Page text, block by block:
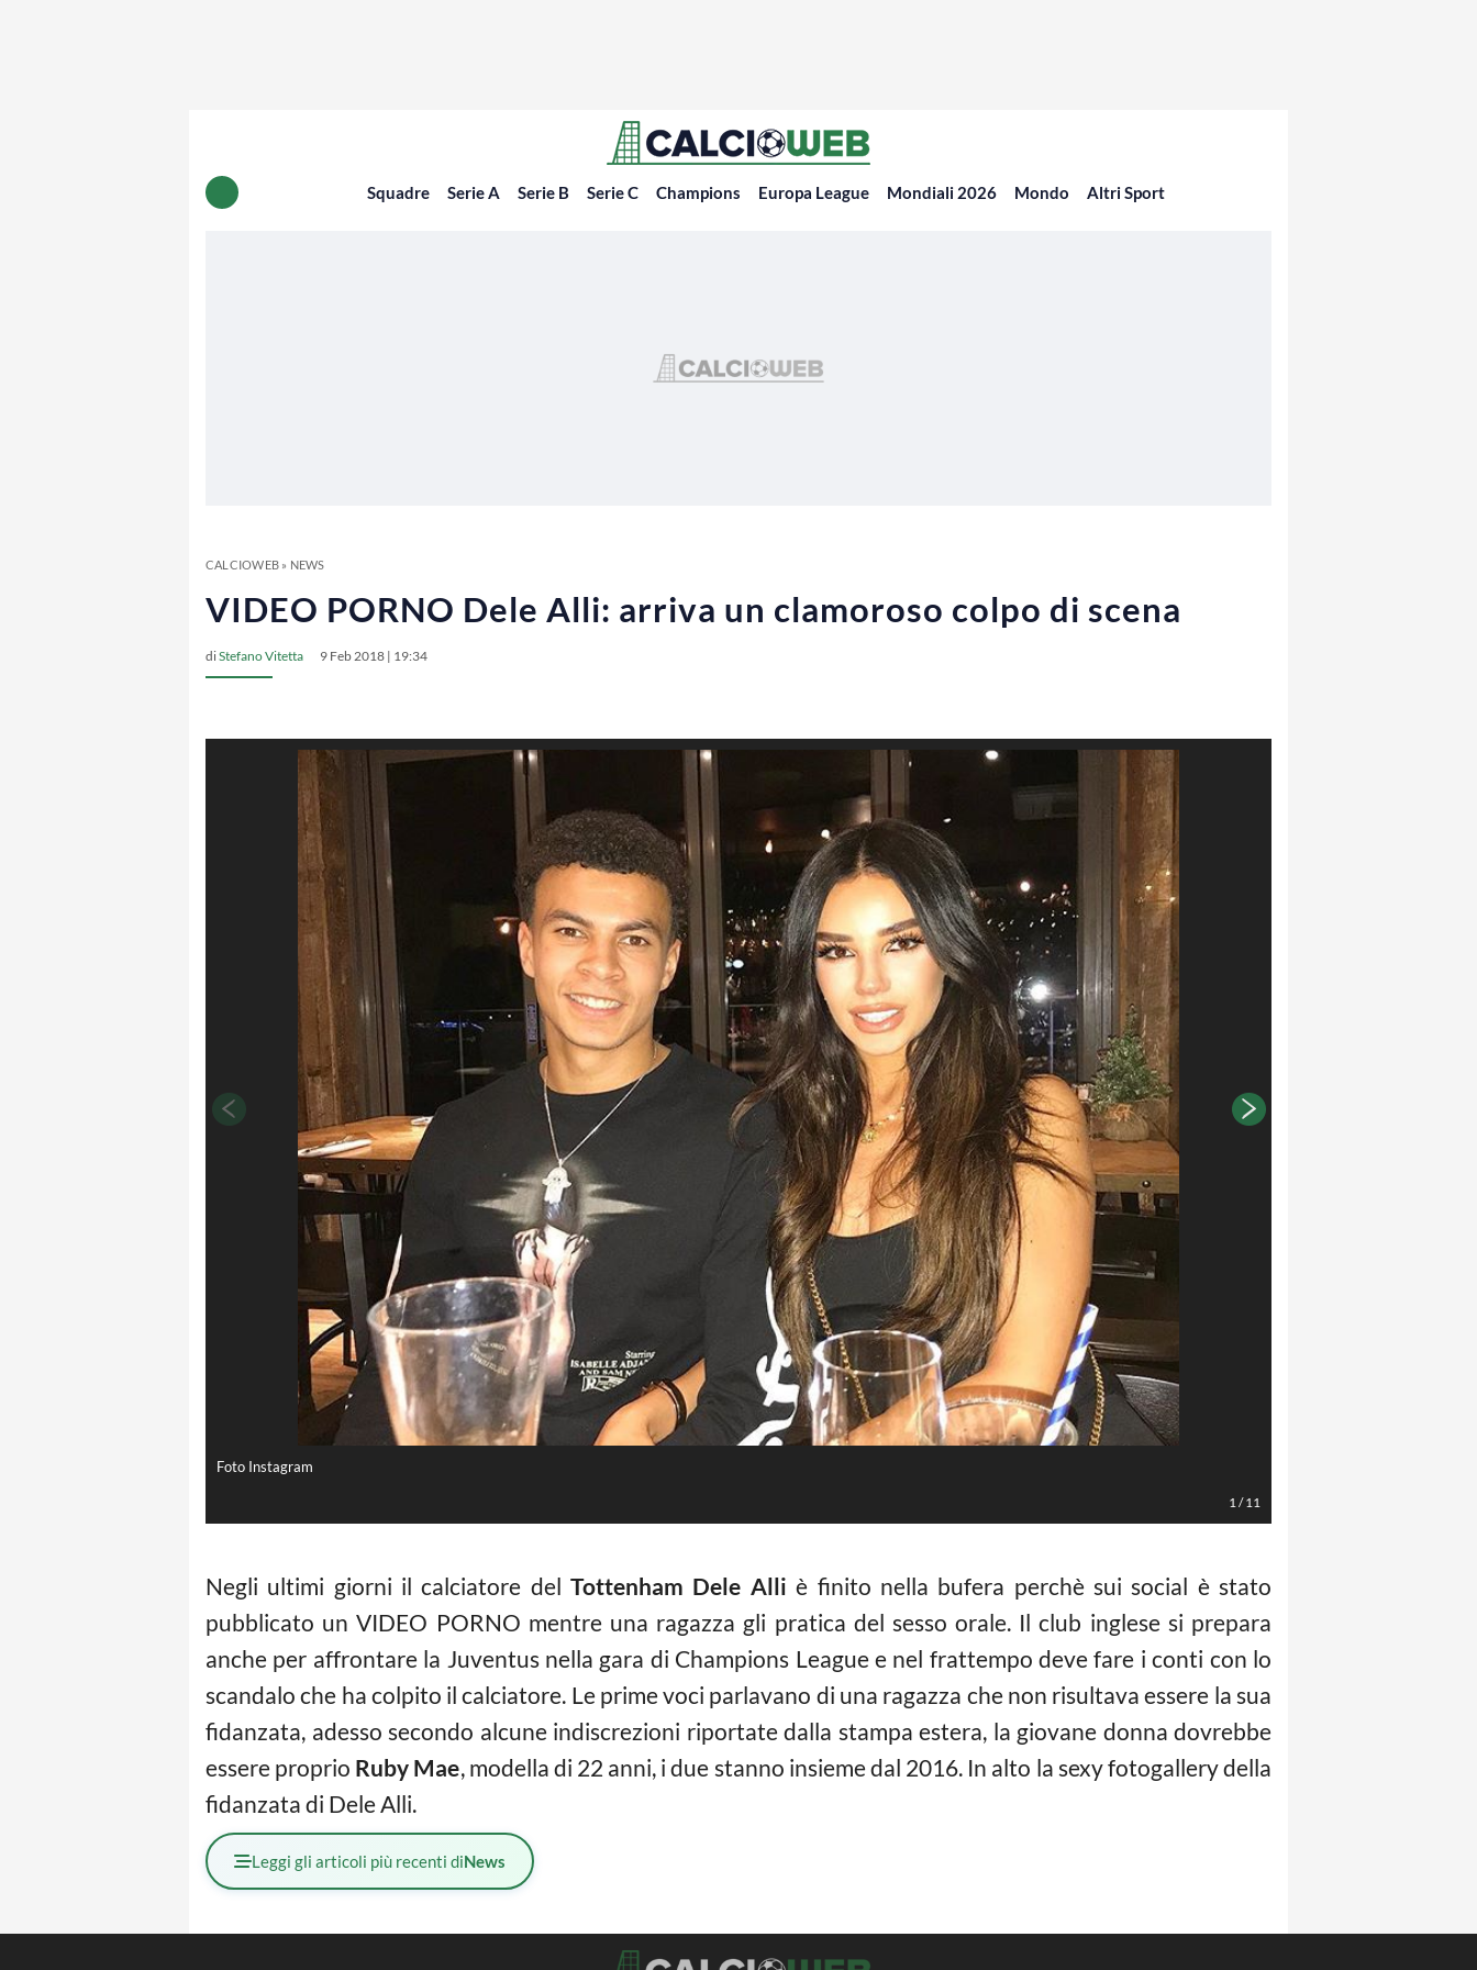
Squadre Serie A Serie B Serie C Champions Europa League Mondiali 2026 Mondo Altri Sport
CALCIOWEB» NEWS
VIDEO PORNO Dele Alli: arriva un clamoroso colpo di scena
diStefano Vitetta 9 Feb 2018 | 19:34
Foto Instagram
1/11
Negli ultimi giorni il calciatore delTottenham Dele Alli è finito nella bufera perchè sui social è stato
pubblicato un VIDEO PORNO mentre una ragazza gli pratica del sesso orale. Il club inglese si prepara
anche per affrontare la Juventus nella gara di Champions League e nel frattempo deve fare i conti con lo
scandalo che ha colpito il calciatore. Le prime voci parlavano di una ragazza che non risultava essere la sua
fidanzata, adesso secondo alcune indiscrezioni riportate dalla stampa estera, la giovane donna dovrebbe
essere proprio Ruby Mae, modella di 22 anni, i due stanno insieme dal 2016. In alto la sexy fotogallery della
fidanzata di Dele Alli.
Leggi gli articoli più recenti diNews